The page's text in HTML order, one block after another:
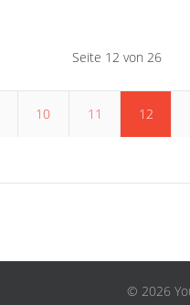
Seite 12 von 26
10 11 12
© 2026